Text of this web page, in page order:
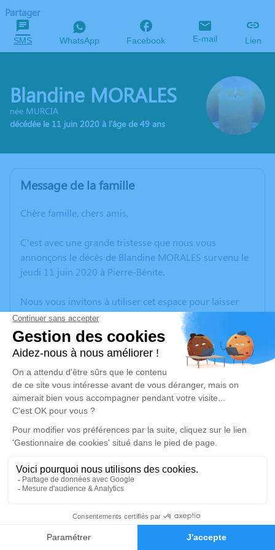
Faire-part Hommages
Partager
SMS WhatsApp Facebook E-mail Lien
Blandine MORALES
née MURCIA
décédée le 11 juin 2020 à l'âge de 49 ans
Message de la famille
Chère famille, chers amis,
C’est avec une grande tristesse que nous vous
annonçons le décès de Blandine MORALES survenu le
jeudi 11 juin 2020 à Pierre-Bénite.
Nous vous invitons à utiliser cet espace pour laisser
vos condoléances, partager des photos souvenirs, une
anecdote ou exprimer vos pensées à travers des
poèmes ou des textes. Cet endroit est un lieu
d'expression dédié à honorer la mémoire de Blandine
MORALES.
Cérémonie religieuse
Crématorium de Bron
Boulevard de l'Université
Je rends hommage